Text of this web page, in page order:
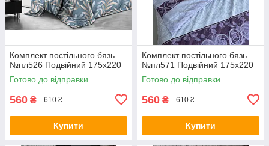
Комплект постільного бязь
№пл526 Подвійний 175х220
Готово до відправки
560 ₴ 610 ₴
Купити
Комплект постільного бязь
№пл571 Подвійний 175х220
Готово до відправки
560 ₴ 610 ₴
Купити